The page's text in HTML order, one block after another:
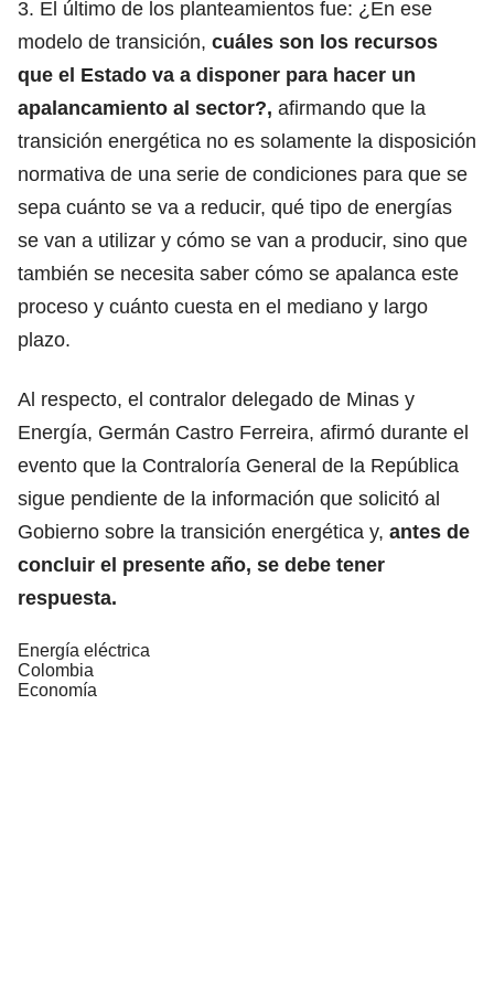
3. El último de los planteamientos fue: ¿En ese
modelo de transición, cuáles son los recursos
que el Estado va a disponer para hacer un
apalancamiento al sector?, afirmando que la
transición energética no es solamente la disposición
normativa de una serie de condiciones para que se
sepa cuánto se va a reducir, qué tipo de energías
se van a utilizar y cómo se van a producir, sino que
también se necesita saber cómo se apalanca este
proceso y cuánto cuesta en el mediano y largo
plazo.
Al respecto, el contralor delegado de Minas y
Energía, Germán Castro Ferreira, afirmó durante el
evento que la Contraloría General de la República
sigue pendiente de la información que solicitó al
Gobierno sobre la transición energética y, antes de
concluir el presente año, se debe tener
respuesta.
Energía eléctrica
Colombia
Economía